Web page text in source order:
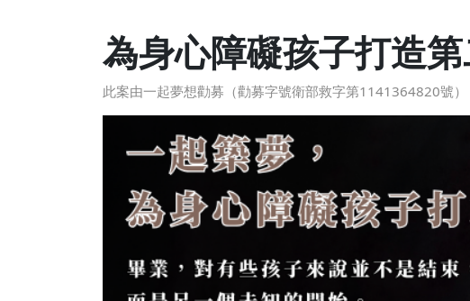
為身心障礙孩子打造
此案由一起夢想勸募（勸募字號衛部救字第1141364820號